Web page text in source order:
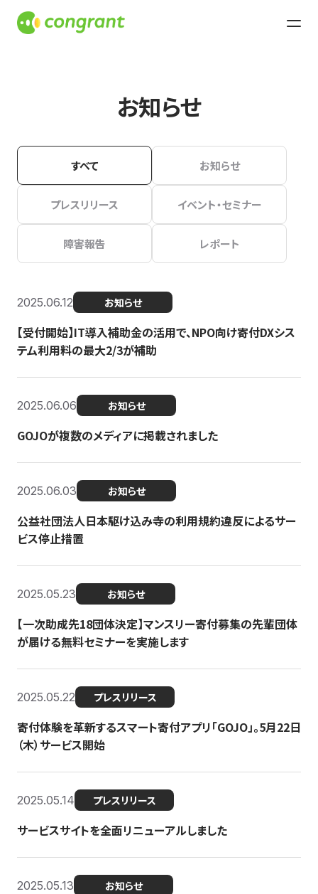
お知らせ
すべて お知らせ
プレスリリース イベント・セミナー
障害報告 レポート
2025.06.12 お知らせ
【受付開始】IT導入補助金の活用で、NPO向け寄付DXシス
テム利用料の最大2/3が補助
2025.06.06 お知らせ
GOJOが複数のメディアに掲載されました
2025.06.03 お知らせ
公益社団法人日本駆け込み寺の利用規約違反によるサー
ビス停止措置
2025.05.23 お知らせ
【一次助成先18団体決定】マンスリー寄付募集の先輩団体
が届ける無料セミナーを実施します
2025.05.22 プレスリリース
寄付体験を革新するスマート寄付アプリ「GOJO」。5月22日
（木）サービス開始
2025.05.14 プレスリリース
サービスサイトを全面リニューアルしました
2025.05.13 お知らせ